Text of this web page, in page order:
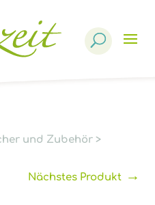
und Zubehör >
Nächstes Produkt→